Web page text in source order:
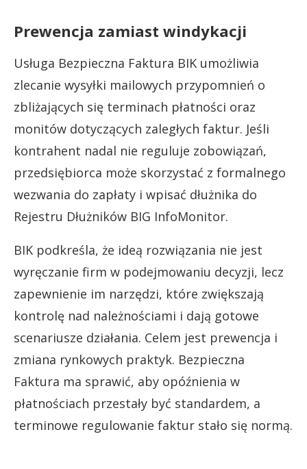
Prewencja zamiast windykacji
Usługa Bezpieczna Faktura BIK umożliwia
zlecanie wysyłki mailowych przypomnień o
zbliżających się terminach płatności oraz
monitów dotyczących zaległych faktur. Jeśli
kontrahent nadal nie reguluje zobowiązań,
przedsiębiorca może skorzystać z formalnego
wezwania do zapłaty i wpisać dłużnika do
Rejestru Dłużników BIG InfoMonitor.
BIK podkreśla, że ideą rozwiązania nie jest
wyręczanie firm w podejmowaniu decyzji, lecz
zapewnienie im narzędzi, które zwiększają
kontrolę nad należnościami i dają gotowe
scenariusze działania. Celem jest prewencja i
zmiana rynkowych praktyk. Bezpieczna
Faktura ma sprawić, aby opóźnienia w
płatnościach przestały być standardem, a
terminowe regulowanie faktur stało się normą.